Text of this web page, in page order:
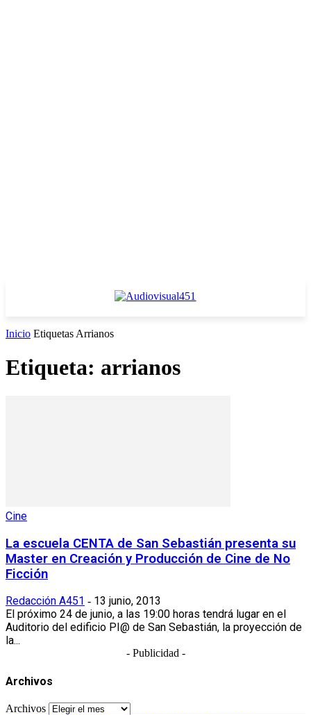
Inicio Etiquetas Arrianos
Etiqueta: arrianos
Cine
La escuela CENTA de San Sebastián presenta su
Master en Creación y Producción de Cine de No
Ficción
Redacción A451 - 13 junio, 2013
El próximo 24 de junio, a las 19:00 horas tendrá lugar en el
Auditorio del edificio PI@ de San Sebastián, la proyección de
la...
- Publicidad -
Archivos
Archivos